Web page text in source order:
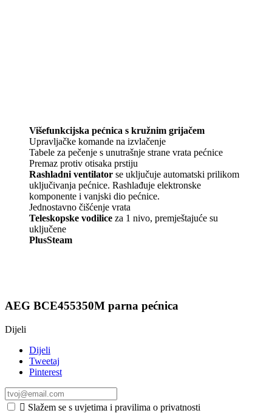
Višefunkcijska pećnica s kružnim grijačem
Upravljačke komande na izvlačenje
Tabele za pečenje s unutrašnje strane vrata pećnice
Premaz protiv otisaka prstiju
Rashladni ventilator se uključuje automatski prilikom
uključivanja pećnice. Rashlađuje elektronske
komponente i vanjski dio pećnice.
Jednostavno čišćenje vrata
Teleskopske vodilice za 1 nivo, premještajuće su
uključene
PlusSteam
AEG BCE455350M parna pećnica
Dijeli
Dijeli
Tweetaj
Pinterest
 Slažem se s uvjetima i pravilima o privatnosti